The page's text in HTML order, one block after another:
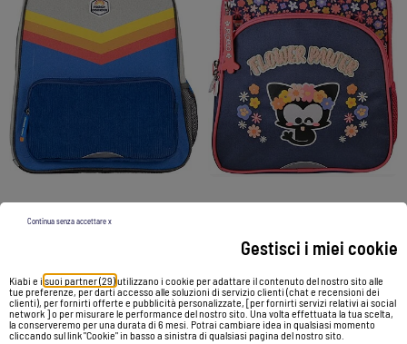
Gestisci i miei cookie
Kiabi e i suoi partner (29)utilizzano i cookie per adattare il contenuto del nostro sito alle
tue preferenze, per darti accesso alle soluzioni di servizio clienti (chat e recensioni dei
clienti), per fornirti offerte e pubblicità personalizzate, [per fornirti servizi relativi ai social
network ] o per misurare le performance del nostro sito. Una volta effettuata la tua scelta,
la conserveremo per una durata di 6 mesi. Potrai cambiare idea in qualsiasi momento
cliccando sul link "Cookie" in basso a sinistra di qualsiasi pagina del nostro sito.
Continua senza accettare x
Vedi prodotto
19,90 €
Vedi prodotto